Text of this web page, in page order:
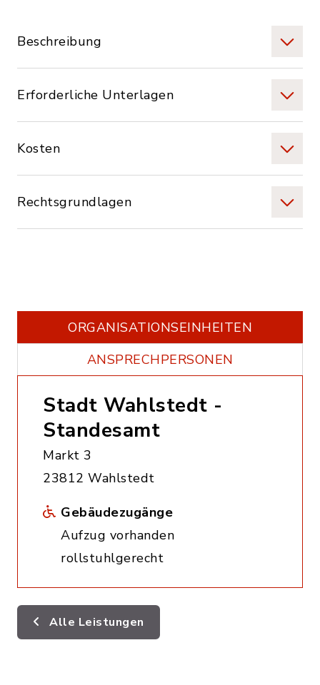
Beschreibung
Erforderliche Unterlagen
Kosten
Rechtsgrundlagen
ORGANISATIONS­EINHEITEN
ANSPRECHPERSONEN
Stadt Wahlstedt -
Standesamt
Markt 3
23812 Wahlstedt
Gebäudezugänge
Aufzug vorhanden
rollstuhlgerecht
Alle Leistungen